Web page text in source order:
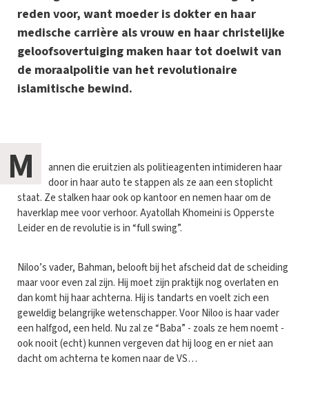
reden voor, want moeder is dokter en haar
medische carrière als vrouw en haar christelijke
geloofsovertuiging maken haar tot doelwit van
de moraalpolitie van het revolutionaire
islamitische bewind.
M
annen die eruitzien als politieagenten intimideren haar
door in haar auto te stappen als ze aan een stoplicht
staat. Ze stalken haar ook op kantoor en nemen haar om de
haverklap mee voor verhoor. Ayatollah Khomeini is Opperste
Leider en de revolutie is in “full swing”.
Niloo’s vader, Bahman, belooft bij het afscheid dat de scheiding
maar voor even zal zijn. Hij moet zijn praktijk nog overlaten en
dan komt hij haar achterna. Hij is tandarts en voelt zich een
geweldig belangrijke wetenschapper. Voor Niloo is haar vader
een halfgod, een held. Nu zal ze “Baba” - zoals ze hem noemt -
ook nooit (echt) kunnen vergeven dat hij loog en er niet aan
dacht om achterna te komen naar de VS…